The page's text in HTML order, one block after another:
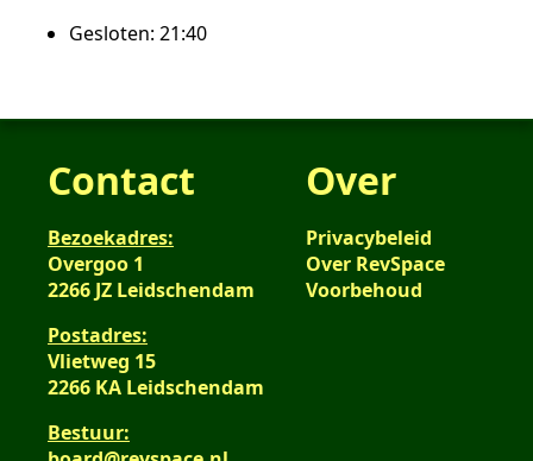
Gesloten: 21:40
Contact
Bezoekadres:
Overgoo 1
2266 JZ Leidschendam
Postadres:
Vlietweg 15
2266 KA Leidschendam
Bestuur:
Over
Privacybeleid
Over RevSpace
Voorbehoud